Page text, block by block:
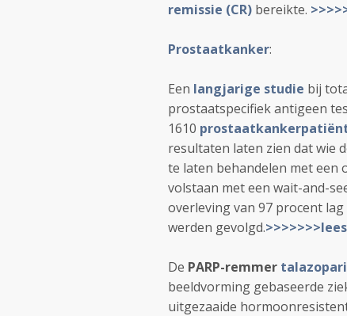
remissie (CR) bereikte.
Prostaatkanker:
Een langjarige studie bij
prostaatspecifiek antigeen
1610
resultaten laten zien dat wie
te laten behandelen met een
volstaan met een wait-and-
overleving van 97 procent
werden gevolgd.
De PARP-remmer
beeldvorming gebaseerde
uitgezaaide